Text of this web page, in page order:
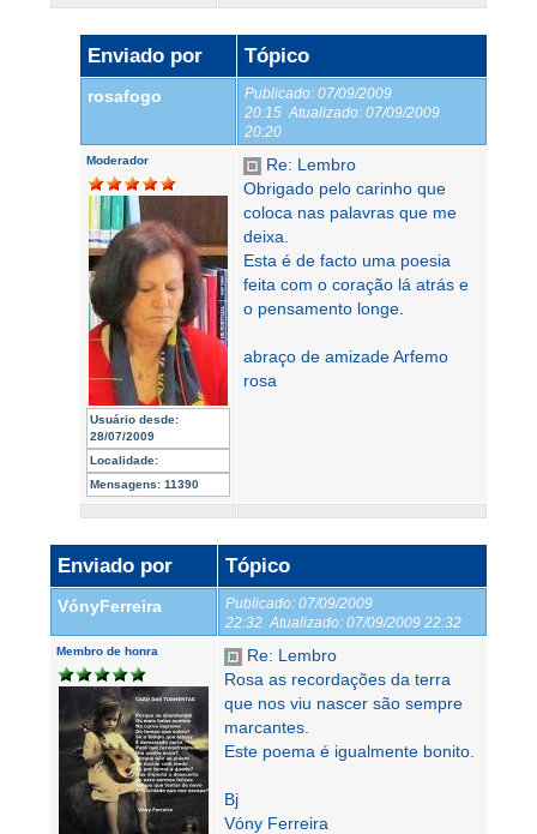
Enviado por Tópico
rosafogo Publicado: 07/09/2009
20:15 Atualizado: 07/09/2009
20:20
Moderador
Usuário desde:
28/07/2009
Localidade:
Mensagens: 11390
Re: Lembro
Obrigado pelo carinho que
coloca nas palavras que me
deixa.
Esta é de facto uma poesia
feita com o coração lá atrás e
o pensamento longe.
abraço de amizade Arfemo
rosa
Enviado por Tópico
VónyFerreira Publicado: 07/09/2009
22:32 Atualizado: 07/09/2009 22:32
Membro de honra
Re: Lembro
Rosa as recordações da terra
que nos viu nascer são sempre
marcantes.
Este poema é igualmente bonito.
Bj
Vóny Ferreira